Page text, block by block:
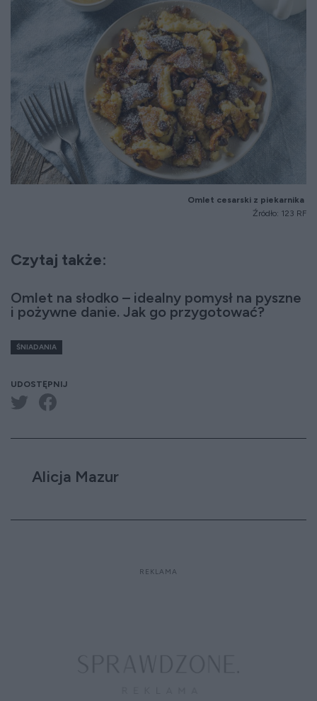
Omlet cesarski z piekarnika
Źródło: 123 RF
Czytaj także:
Omlet na słodko – idealny pomysł na pyszne
i pożywne danie. Jak go przygotować?
ŚNIADANIA
UDOSTĘPNIJ
Alicja Mazur